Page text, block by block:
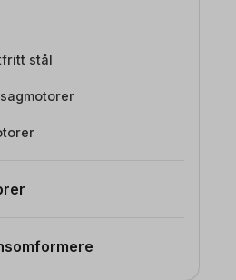
stål